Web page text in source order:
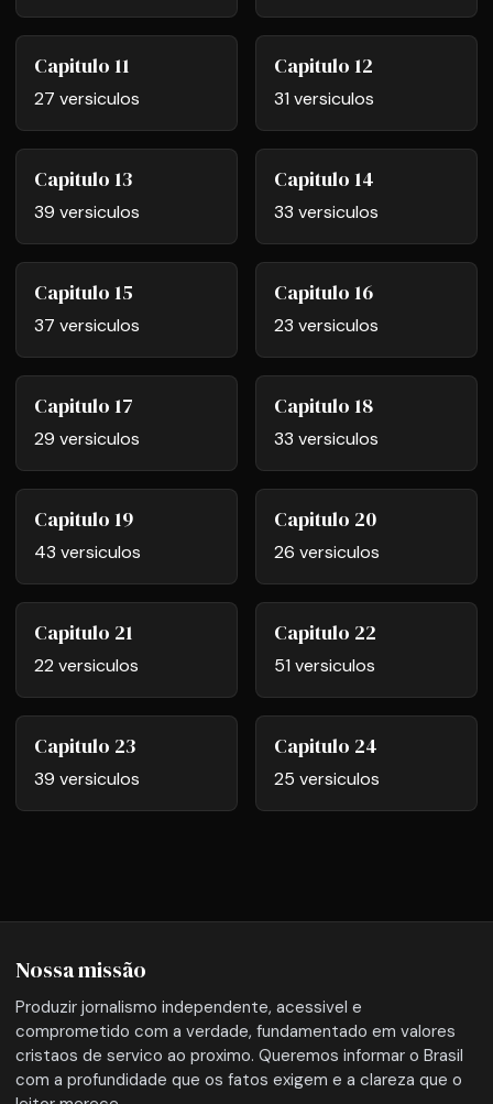
Capitulo 11
27 versiculos
Capitulo 12
31 versiculos
Capitulo 13
39 versiculos
Capitulo 14
33 versiculos
Capitulo 15
37 versiculos
Capitulo 16
23 versiculos
Capitulo 17
29 versiculos
Capitulo 18
33 versiculos
Capitulo 19
43 versiculos
Capitulo 20
26 versiculos
Capitulo 21
22 versiculos
Capitulo 22
51 versiculos
Capitulo 23
39 versiculos
Capitulo 24
25 versiculos
Nossa missão
Produzir jornalismo independente, acessivel e
comprometido com a verdade, fundamentado em valores
cristaos de servico ao proximo. Queremos informar o Brasil
com a profundidade que os fatos exigem e a clareza que o